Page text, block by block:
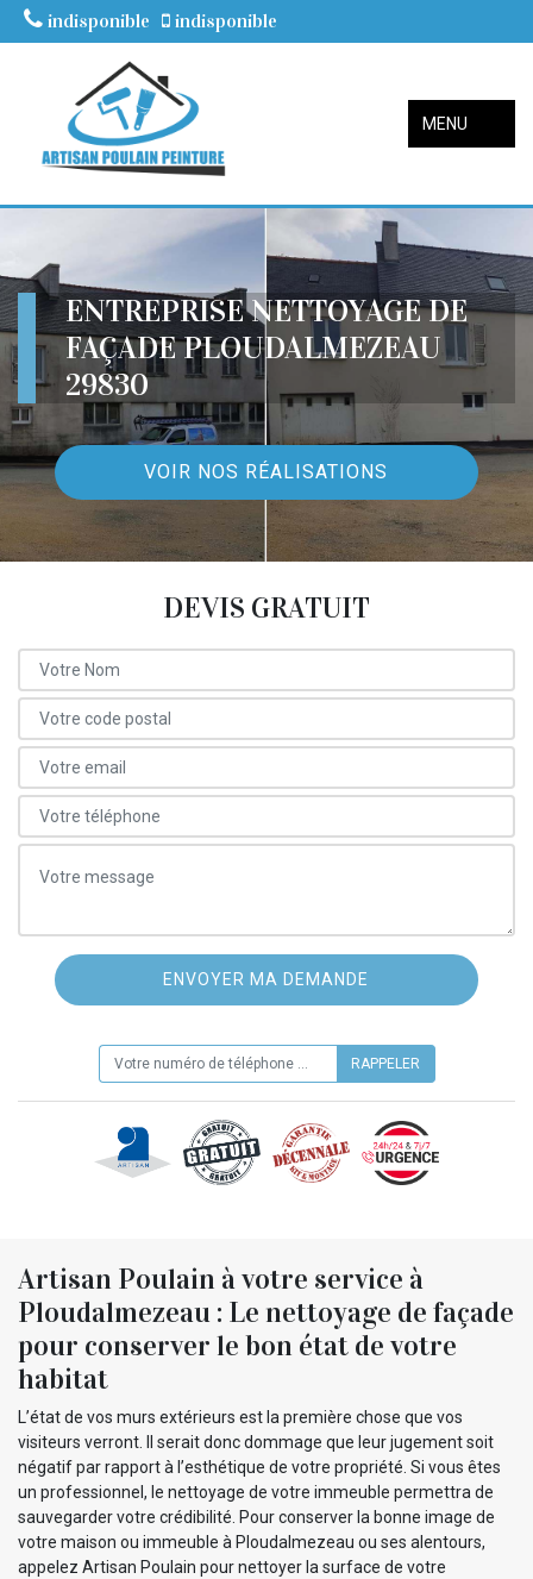
indisponible indisponible
MENU
ENTREPRISE NETTOYAGE DE
FAÇADE PLOUDALMEZEAU
29830
VOIR NOS RÉALISATIONS
DEVIS GRATUIT
Artisan Poulain à votre service à
Ploudalmezeau : Le nettoyage de façade
pour conserver le bon état de votre
habitat
L’état de vos murs extérieurs est la première chose que vos
visiteurs verront. Il serait donc dommage que leur jugement soit
négatif par rapport à l’esthétique de votre propriété. Si vous êtes
un professionnel, le nettoyage de votre immeuble permettra de
sauvegarder votre crédibilité. Pour conserver la bonne image de
votre maison ou immeuble à Ploudalmezeau ou ses alentours,
appelez Artisan Poulain pour nettoyer la surface de votre